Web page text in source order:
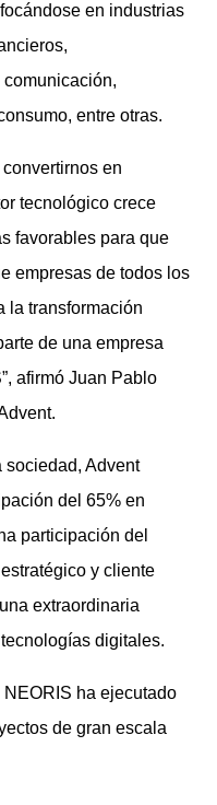
en industrias
entre otras.
en
tecnológico crece
favorables para que
empresas de todos los
la transformación
de una empresa
afirmó Juan Pablo
sociedad, Advent
del 65% en
participación del
y cliente
extraordinaria
digitales.
ha ejecutado
de gran escala